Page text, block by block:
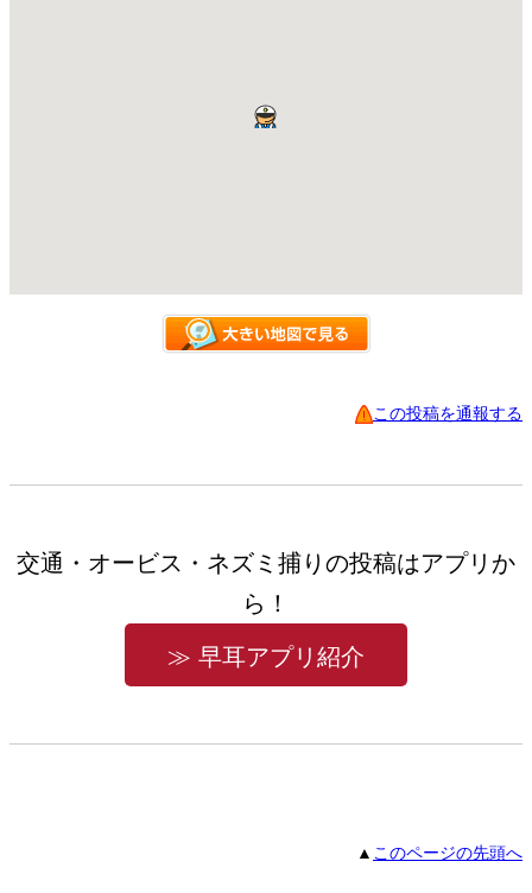
この投稿を通報する
交通・オービス・ネズミ捕りの投稿はアプリか
ら！
≫ 早耳アプリ紹介
▲ このページの先頭へ